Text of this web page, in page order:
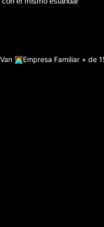
👩‍💻Empresa Familiar + de